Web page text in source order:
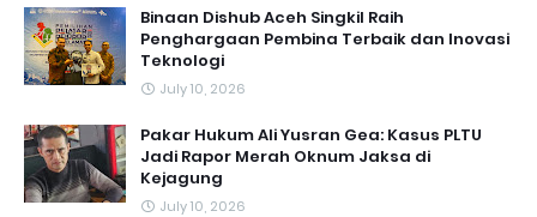
Binaan Dishub Aceh Singkil Raih
Penghargaan Pembina Terbaik dan Inovasi
Teknologi
July 10, 2026
Pakar Hukum Ali Yusran Gea: Kasus PLTU
Jadi Rapor Merah Oknum Jaksa di
Kejagung
July 10, 2026